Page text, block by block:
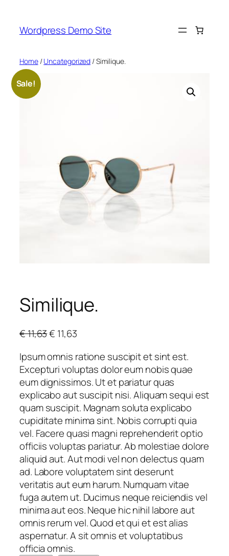
content
Wordpress Demo Site
Home/Uncategorized / Similique.
Sale!
Similique.
€11,63O
i
g
i
n
a
l
p
r
i
c
e
w
a
s
:
€
€ 11,63C
r
r
e
n
t
p
r
i
c
e
i
s
:
€
Ipsum omnis ratione suscipit et sint est.
Excepturi voluptas dolor eum nobis quae
eum dignissimos. Ut et pariatur quas
explicabo aut suscipit nisi. Aliquam sequi est
quam suscipit. Magnam soluta explicabo
cupiditate minima sint. Nobis corrupti quia
vel. Facere quasi magni reprehenderit optio
officiis voluptas pariatur. Ab molestiae dolore
aliquid aut. Aut modi vel non delectus quam
ad. Labore voluptatem sint deserunt
veritatis aut eum harum. Numquam vitae
fuga autem ut. Ducimus neque reiciendis vel
minima aut eos. Neque hic nihil labore aut
omnis rerum vel. Quod et qui et est alias
aspernatur. A sit omnis et voluptatibus
officia omnis.